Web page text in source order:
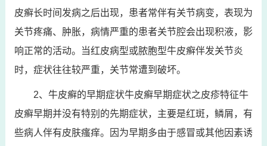
皮癣长时间发病之后出现，患者常伴有关节病变，表现为
关节疼痛、肿胀，病情严重的患者关节腔会出现积液，影
响正常的活动。当红皮病型或脓胞型牛皮癣伴发关节炎
时，症状往往较严重，关节常遭到破坏。
2、牛皮癣的早期症状牛皮癣早期症状之皮疹特征牛
皮癣早期并没有特别的先期症状，主要是红斑，鳞屑，有
些病人伴有皮肤瘙痒。因为早期多由于感冒或其他因素诱